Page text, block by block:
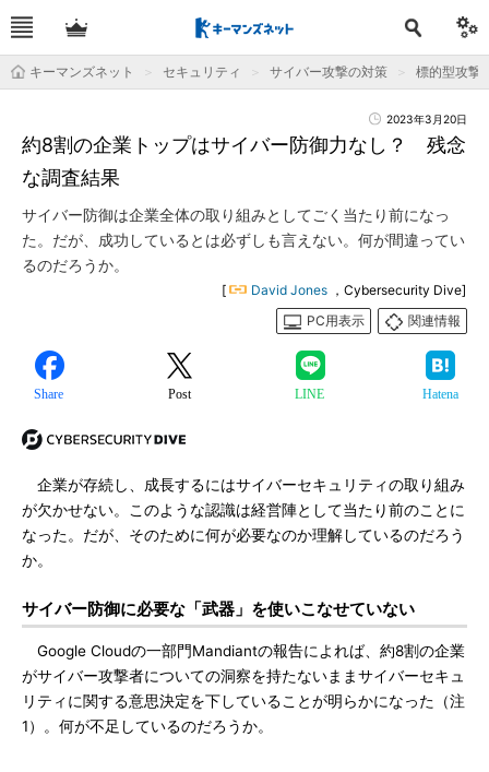
キーマンズネット セキュリティ サイバー攻撃の対策 標的型攻撃
2023年3月20日
約8割の企業トップはサイバー防御力なし？ 残念
な調査結果
サイバー防御は企業全体の取り組みとしてごく当たり前になっ
た。だが、成功しているとは必ずしも言えない。何が間違ってい
るのだろうか。
[ David Jones ，Cybersecurity Dive]
PC用表示
関連情報
Share Post LINE Hatena
企業が存続し、成長するにはサイバーセキュリティの取り組み
が欠かせない。このような認識は経営陣として当たり前のことに
なった。だが、そのために何が必要なのか理解しているのだろう
か。
サイバー防御に必要な「武器」を使いこなせていない
Google Cloudの一部門Mandiantの報告によれば、約8割の企業
がサイバー攻撃者についての洞察を持たないままサイバーセキュ
リティに関する意思決定を下していることが明らかになった（注
1）。何が不足しているのだろうか。